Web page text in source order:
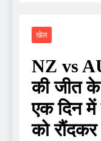
खेल
NZ vs
की जीत के
एक दिन
को